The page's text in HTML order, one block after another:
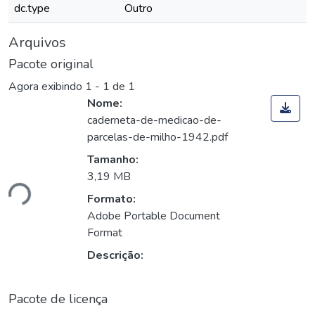
dc.type
Outro
Arquivos
Pacote original
Agora exibindo 1 - 1 de 1
Nome:
caderneta-de-medicao-de-
parcelas-de-milho-1942.pdf
Tamanho:
3,19 MB
Formato:
Adobe Portable Document
Format
Descrição:
Pacote de licença